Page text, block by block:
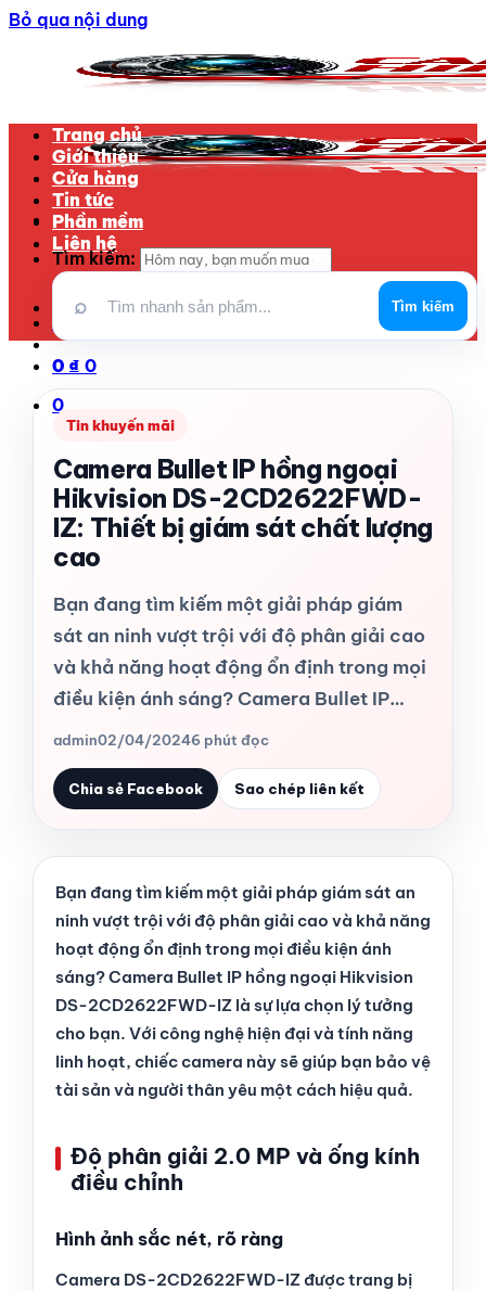
Bỏ qua nội dung
Tìm kiếm:
Đăng nhập / Đăng ký
0 ₫ 0
0
Trang chủ
Giới thiệu
Cửa hàng
Tin tức
Phần mềm
Liên hệ
⌕ Tìm kiếm
Tin khuyến mãi
Camera Bullet IP hồng ngoại
Hikvision DS-2CD2622FWD-
IZ: Thiết bị giám sát chất lượng
cao
Bạn đang tìm kiếm một giải pháp giám
sát an ninh vượt trội với độ phân giải cao
và khả năng hoạt động ổn định trong mọi
điều kiện ánh sáng? Camera Bullet IP…
admin02/04/20246 phút đọc
Chia sẻ Facebook Sao chép liên kết
Bạn đang tìm kiếm một giải pháp giám sát an
ninh vượt trội với độ phân giải cao và khả năng
hoạt động ổn định trong mọi điều kiện ánh
sáng? Camera Bullet IP hồng ngoại Hikvision
DS-2CD2622FWD-IZ là sự lựa chọn lý tưởng
cho bạn. Với công nghệ hiện đại và tính năng
linh hoạt, chiếc camera này sẽ giúp bạn bảo vệ
tài sản và người thân yêu một cách hiệu quả.
Độ phân giải 2.0 MP và ống kính
điều chỉnh
Hình ảnh sắc nét, rõ ràng
Camera DS-2CD2622FWD-IZ được trang bị